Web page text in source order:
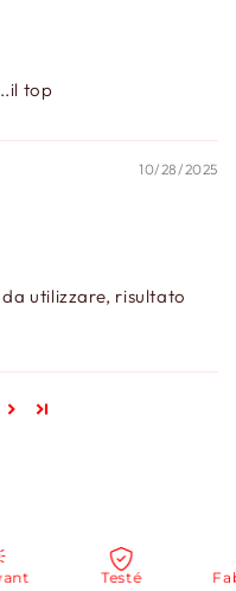
top
10/28/2025
utilizzare, risultato
Testé